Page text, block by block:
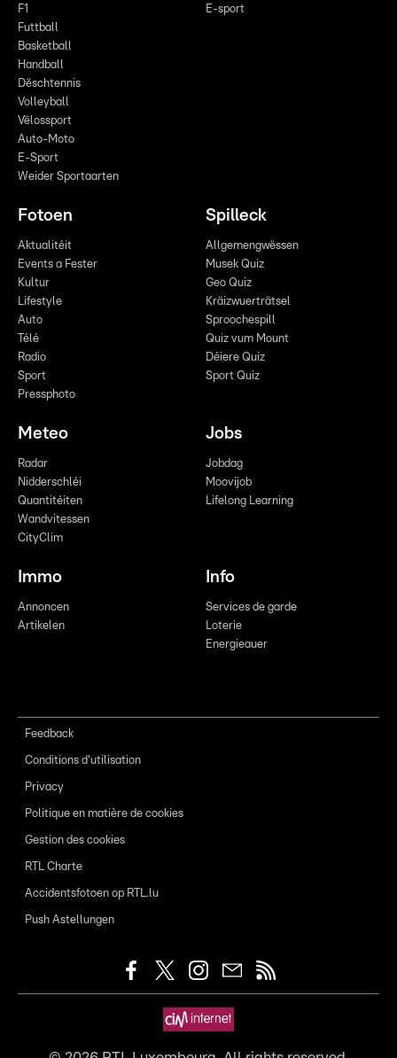
F1
Futtball
Basketball
Handball
Dëschtennis
Volleyball
Vëlossport
Auto-Moto
E-Sport
Weider Sportaarten
E-sport
Fotoen
Aktualitéit
Events a Fester
Kultur
Lifestyle
Auto
Télé
Radio
Sport
Pressphoto
Spilleck
Allgemengwëssen
Musek Quiz
Geo Quiz
Kräizwuerträtsel
Sproochespill
Quiz vum Mount
Déiere Quiz
Sport Quiz
Meteo
Radar
Nidderschléi
Quantitéiten
Wandvitessen
CityClim
Jobs
Jobdag
Moovijob
Lifelong Learning
Immo
Annoncen
Artikelen
Info
Services de garde
Loterie
Energieauer
Feedback
Conditions d'utilisation
Privacy
Politique en matière de cookies
Gestion des cookies
RTL Charte
Accidentsfotoen op RTL.lu
Push Astellungen